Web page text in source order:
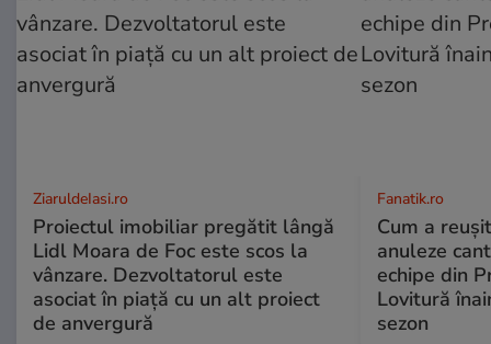
ZiaruldeIasi.ro
Proiectul imobiliar pregătit lângă
Lidl Moara de Foc este scos la
vânzare. Dezvoltatorul este
asociat în piață cu un alt proiect
de anvergură
Fanatik.ro
Cum a
anuleze
echipe din
Lovitură
sezon